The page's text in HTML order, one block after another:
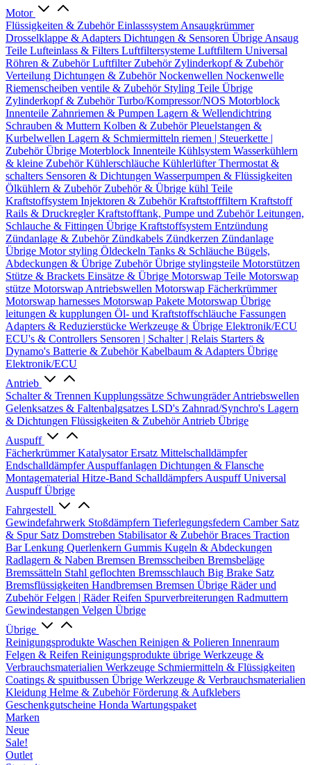
Motor
Flüssigkeiten & ZubehörEinlasssystem Ansaugkrümmer
Drosselklappe & Adapters Dichtungen & Sensoren Übrige Ansaug
Teile Lufteinlass & Filters Luftfiltersysteme Luftfiltern Universal
Röhren & ZubehörLuftfilter Zubehör Zylinderkopf & Zubehör
Verteilung Dichtungen & ZubehörNockenwellen Nockenwelle
Riemenscheiben ventile & Zubehör Styling Teile Übrige
Zylinderkopf & ZubehörTurbo/Kompressor/NOS Motorblock
Innenteile Zahnriemen & Pumpen Lagern & Wellendichtring
Schrauben & Muttern Kolben & ZubehörPleuelstangen &
Kurbelwellen Lagern & Schmiermitteln riemen | Steuerkette |
ZubehörÜbrige Moterblock Innenteile Kühlsystem Wasserkühlern
& kleine ZubehörKühlerschläuche KühlerlüfterThermostat &
schalters Sensoren & Dichtungen Wasserpumpen & Flüssigkeiten
Ölkühlern & Zubehör Zubehör & Übrige kühl Teile
Kraftstoffsystem Injektoren & ZubehörKraftstofffiltern Kraftstoff
Rails & DruckreglerKraftstofftank, Pumpe und ZubehörLeitungen,
Schlauche & Fittingen Übrige Kraftstoffsystem Entzündung
Zündanlage & Zubehör Zündkabels Zündkerzen Zündanlage
Übrige Motor styling Öldeckeln Tanks & Schläuche Bügels,
Abdeckungen & Übrige ZubehörÜbrige stylingsteile Motorstützen
Stütze & Brackets Einsätze & Übrige Motorswap Teile Motorswap
stütze Motorswap Antriebswellen Motorswap Fächerkrümmer
Motorswap harnesses Motorswap Pakete Motorswap Übrige
leitungen & kupplungen Öl- und Kraftstoffschläuche Fassungen
Adapters & Reduzierstücke Werkzeuge & Übrige Elektronik/ECU
ECU's & Controllers Sensoren | Schalter | Relais Starters &
Dynamo's Batterie & ZubehörKabelbaum & Adapters Übrige
Elektronik/ECU
Antrieb
Schalter & Trennen Kupplungssätze SchwungräderAntriebswellen
Gelenksatzes & Faltenbalgsatzes LSD's Zahnrad/Synchro's Lagern
& Dichtungen Flüssigkeiten & ZubehörAntrieb Übrige
Auspuff
FächerkrümmerKatalysator Ersatz Mittelschalldämpfer
EndschalldämpferAuspuffanlagen Dichtungen & Flansche
Montagematerial Hitze-Band Schalldämpfers Auspuff Universal
Auspuff Übrige
Fahrgestell
Gewindefahrwerk Stoßdämpfern Tieferlegungsfedern Camber Satz
& Spur Satz Domstreben Stabilisator & ZubehörBraces Traction
BarLenkung Querlenkern Gummis Kugeln & Abdeckungen
Radlagern & Naben Bremsen Bremsscheiben Bremsbeläge
Bremssätteln Stahl geflochten Bremsschlauch Big Brake Satz
Bremsflüssigkeiten Handbremsen Bremsen Übrige Räder und
ZubehörFelgen | RäderReifen Spurverbreiterungen Radmuttern
Gewindestangen Velgen Übrige
Übrige
Reinigungsprodukte Waschen Reinigen & Polieren Innenraum
Felgen & Reifen Reinigungsprodukte übrige Werkzeuge &
Verbrauchsmaterialien Werkzeuge Schmiermitteln & Flüssigkeiten
Coatings & spuitbussen Übrige Werkzeuge & Verbrauchsmaterialien
Kleidung Helme & ZubehörFörderung & Aufklebers
Geschenkgutscheine Honda Wartungspaket
Marken
Neue
Sale!
Outlet